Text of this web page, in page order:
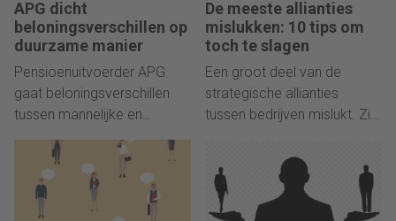
APG dicht
beloningsverschillen op
duurzame manier
Pensioenuitvoerder APG
gaat beloningsverschillen
tussen mannelijke en
vrouwelijke medewerkers
dichten. Op een duurzame
manier, zegt CHRO Marloes
Sengers.
De meeste allianties
mislukken: 10 tips om
toch te slagen
Een groot deel van de
strategische allianties
tussen bedrijven mislukt. Zie
huwelijk en zorg dat die
slaagt.